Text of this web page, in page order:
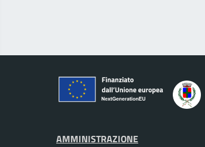
AMMINISTRAZIONE